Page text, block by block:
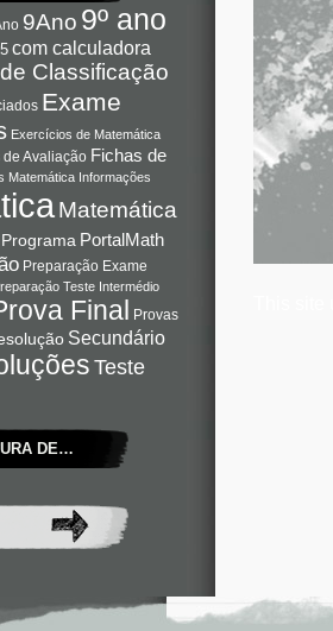
9Ano 9º ano
com calculadora
Classificação
Exame
Exercícios de Matemática
de Avaliação Fichas de
Matemática Informações
Matemática
PortalMath
Preparação Exame
Teste Intermédio
Final Provas
Secundário
Teste
DE…